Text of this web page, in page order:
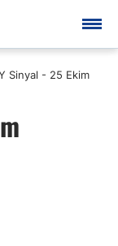
Sinyal - 25 Ekim